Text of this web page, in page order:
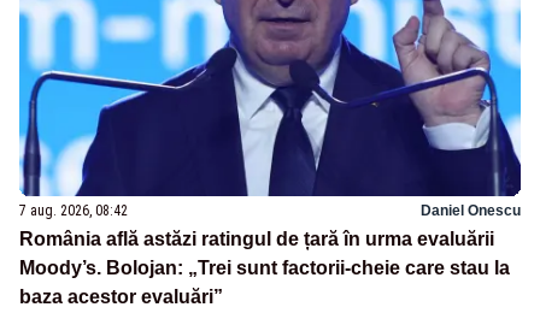
7 aug. 2026, 08:42 Daniel Onescu
România află astăzi ratingul de țară în urma evaluării
Moody’s. Bolojan: „Trei sunt factorii-cheie care stau la
baza acestor evaluări”